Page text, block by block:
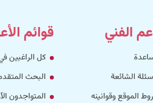
الفني
الشائعة
الموقع وقوانينه
قوائم
كل الراغبين
البحث
المتواجدون